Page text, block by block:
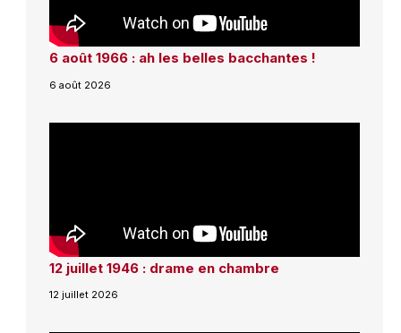
6 août 1966 : ah les belles bacchantes !
6 août 2026
12 juillet 1946 : drame en chambre
12 juillet 2026